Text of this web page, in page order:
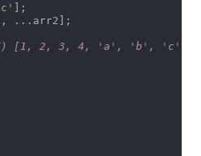
...arr2];
[1, 2, 3, 4, 'a', 'b', 'c']